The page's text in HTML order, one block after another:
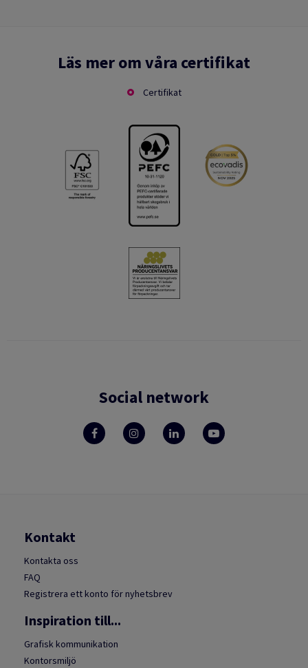
Läs mer om våra certifikat
Certifikat
Social network
Kontakt
Kontakta oss
FAQ
Registrera ett konto för nyhetsbrev
Inspiration till...
Grafisk kommunikation
Kontorsmiljö